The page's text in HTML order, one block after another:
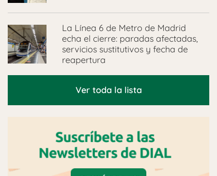
La Línea 6 de Metro de Madrid
echa el cierre: paradas afectadas,
servicios sustitutivos y fecha de
reapertura
Ver toda la lista